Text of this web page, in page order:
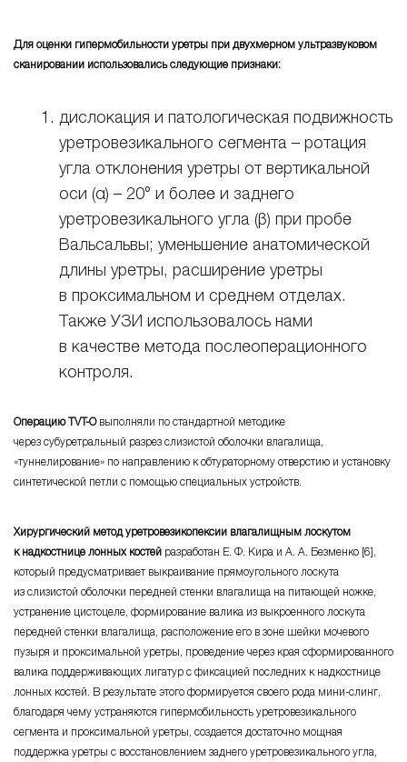
Для оценки гипермобильности уретры при двухмерном ультразвуковом
сканировании использовались следующие признаки:
дислокация и патологическая подвижность
уретровезикального сегмента – ротация
угла отклонения уретры от вертикальной
оси (α) – 20° и более и заднего
уретровезикального угла (β) при пробе
Вальсальвы; уменьшение анатомической
длины уретры, расширение уретры
в проксимальном и среднем отделах.
Также УЗИ иcпользовалоcь нами
в качеcтве метода поcлеоперационного
контроля.
ОперациюTVT-Oвыполняли по стандартной методике
через субуретральный разрез слизистой оболочки влагалища,
«туннелирование» по направлению к обтураторному отверстию и установку
синтетической петли с помощью специальных устройств.
Хирургический метод уретровезикопексии влагалищным лоскутом
к надкостнице лонных костей разработан Е. Ф. Кира и А. А. Безменко [6],
который предусматривает выкраивание прямоугольного лоскута
из слизистой оболочки передней стенки влагалища на питающей ножке,
устранение цистоцеле, формирование валика из выкроенного лоскута
передней стенки влагалища, расположение его в зоне шейки мочевого
пузыря и проксимальной уретры, проведение через края сформированного
валика поддерживающих лигатур с фиксацией последних к надкостнице
лонных костей. В результате этого формируется своего рода мини-слинг,
благодаря чему устраняются гипермобильность уретровезикального
сегмента и проксимальной уретры, создается достаточно мощная
поддержка уретры с восстановлением заднего уретровезикального угла,